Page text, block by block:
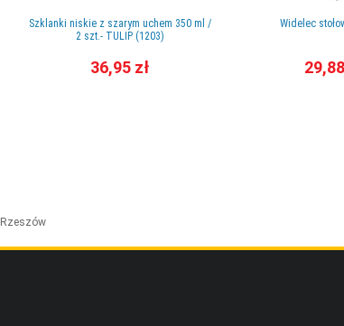
Szklanki niskie z szarym uchem 350 ml /
2 szt.- TULIP (1203)
36,95 zł
Widelec
Rzeszów